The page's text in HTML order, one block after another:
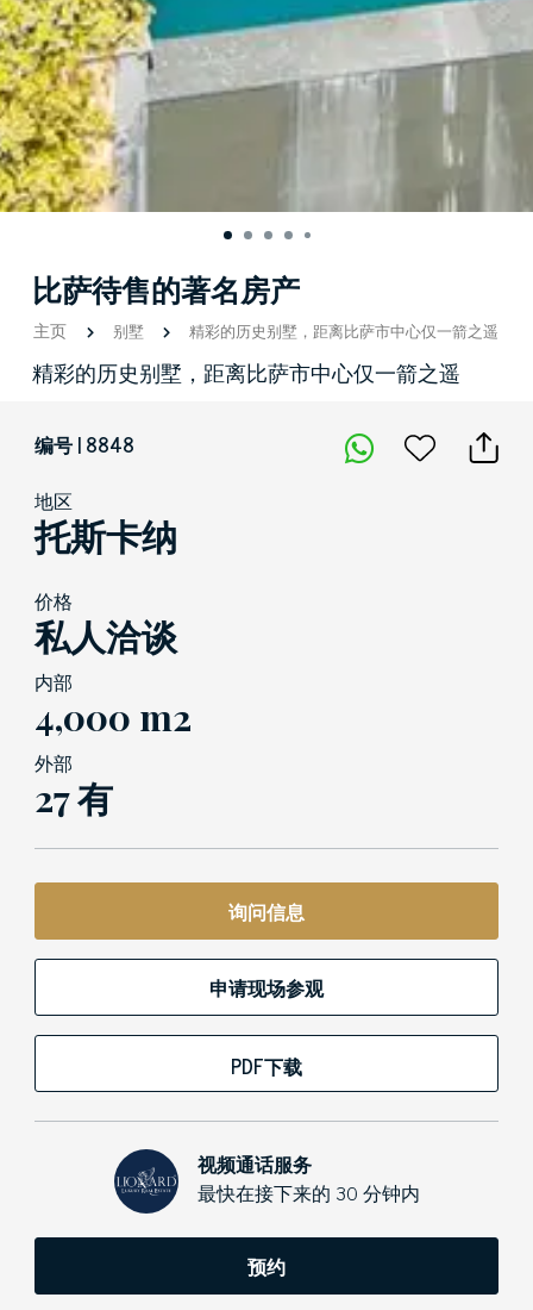
比萨待售的著名房产
主页 别墅 精彩的历史别墅，距离比萨市中心仅一箭之遥
精彩的历史别墅，距离比萨市中心仅一箭之遥
编号 | 8848
地区
托斯卡纳
价格
私人洽谈
内部
4,000 m2
外部
27 有
询问信息
申请现场参观
PDF下载
视频通话服务
最快在接下来的 30 分钟内
预约